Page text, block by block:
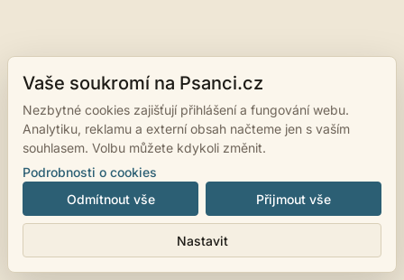
Vaše soukromí na Psanci.cz
Nezbytné cookies zajišťují přihlášení a fungování webu.
Analytiku, reklamu a externí obsah načteme jen s vaším
souhlasem. Volbu můžete kdykoli změnit.
Podrobnosti o cookies
Odmítnout vše
Nastavit
Přijmout vše